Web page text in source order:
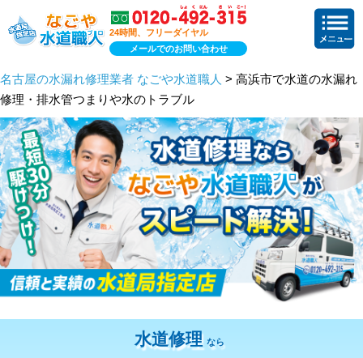
24時間、フリーダイヤル
メールでのお問い合わせ
名古屋の水漏れ修理業者 なごや水道職人 > 高浜市で水道の水漏れ
修理・排水管つまりや水のトラブル
水道修理 なら